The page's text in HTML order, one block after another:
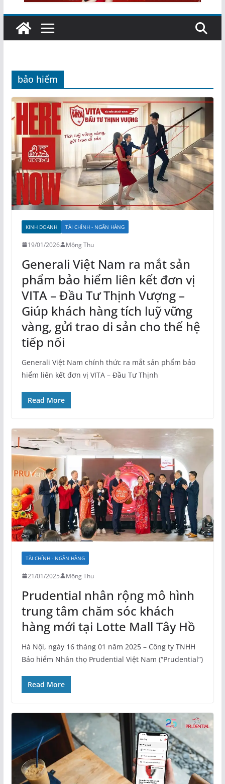
bảo hiểm
KINH DOANH TÀI CHÍNH - NGÂN HÀNG
19/01/2026 Mộng Thu
Generali Việt Nam ra mắt sản
phẩm bảo hiểm liên kết đơn vị
VITA – Đầu Tư Thịnh Vượng –
Giúp khách hàng tích luỹ vững
vàng, gửi trao di sản cho thế hệ
tiếp nối
Generali Việt Nam chính thức ra mắt sản phẩm bảo
hiểm liên kết đơn vị VITA – Đầu Tư Thịnh
Read More
TÀI CHÍNH - NGÂN HÀNG
21/01/2025 Mộng Thu
Prudential nhân rộng mô hình
trung tâm chăm sóc khách
hàng mới tại Lotte Mall Tây Hồ
Hà Nội, ngày 16 tháng 01 năm 2025 – Công ty TNHH
Bảo hiểm Nhân thọ Prudential Việt Nam (“Prudential”)
Read More